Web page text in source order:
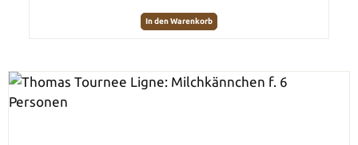
In den Warenkorb